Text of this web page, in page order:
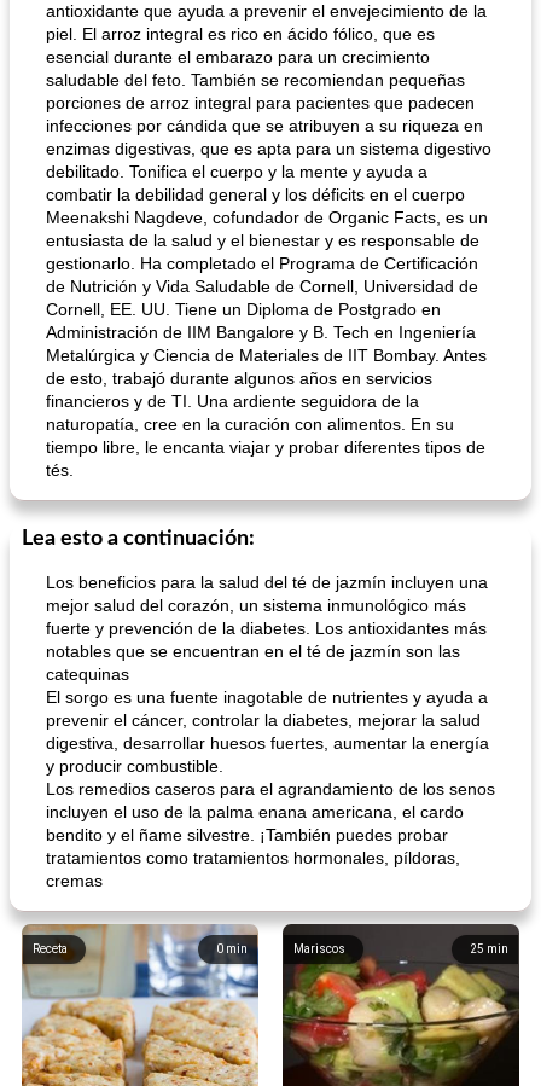
antioxidante que ayuda a prevenir el envejecimiento de la
piel. El arroz integral es rico en ácido fólico, que es
esencial durante el embarazo para un crecimiento
saludable del feto. También se recomiendan pequeñas
porciones de arroz integral para pacientes que padecen
infecciones por cándida que se atribuyen a su riqueza en
enzimas digestivas, que es apta para un sistema digestivo
debilitado. Tonifica el cuerpo y la mente y ayuda a
combatir la debilidad general y los déficits en el cuerpo
Meenakshi Nagdeve, cofundador de Organic Facts, es un
entusiasta de la salud y el bienestar y es responsable de
gestionarlo. Ha completado el Programa de Certificación
de Nutrición y Vida Saludable de Cornell, Universidad de
Cornell, EE. UU. Tiene un Diploma de Postgrado en
Administración de IIM Bangalore y B. Tech en Ingeniería
Metalúrgica y Ciencia de Materiales de IIT Bombay. Antes
de esto, trabajó durante algunos años en servicios
financieros y de TI. Una ardiente seguidora de la
naturopatía, cree en la curación con alimentos. En su
tiempo libre, le encanta viajar y probar diferentes tipos de
tés.
Lea esto a continuación:
Los beneficios para la salud del té de jazmín incluyen una
mejor salud del corazón, un sistema inmunológico más
fuerte y prevención de la diabetes. Los antioxidantes más
notables que se encuentran en el té de jazmín son las
catequinas
El sorgo es una fuente inagotable de nutrientes y ayuda a
prevenir el cáncer, controlar la diabetes, mejorar la salud
digestiva, desarrollar huesos fuertes, aumentar la energía
y producir combustible.
Los remedios caseros para el agrandamiento de los senos
incluyen el uso de la palma enana americana, el cardo
bendito y el ñame silvestre. ¡También puedes probar
tratamientos como tratamientos hormonales, píldoras,
cremas
0 min
Receta 25 min
Mariscos